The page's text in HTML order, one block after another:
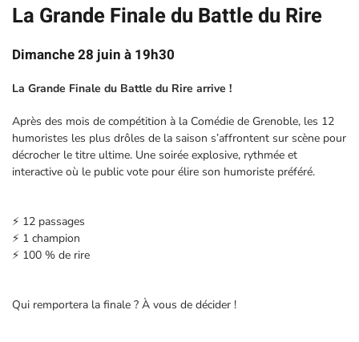
La Grande Finale du Battle du Rire
Dimanche 28 juin à 19h30
La Grande Finale du Battle du Rire arrive !
Après des mois de compétition à la Comédie de Grenoble, les 12
humoristes les plus drôles de la saison s’affrontent sur scène pour
décrocher le titre ultime. Une soirée explosive, rythmée et
interactive où le public vote pour élire son humoriste préféré.
⚡ 12 passages
⚡ 1 champion
⚡ 100 % de rire
Qui remportera la finale ? À vous de décider !